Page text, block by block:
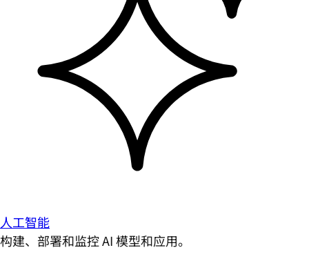
人工智能
构建、部署和监控 AI 模型和应用。